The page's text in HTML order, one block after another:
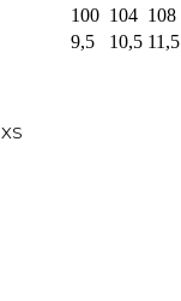
100 104 108
9,5 10,5 11,5